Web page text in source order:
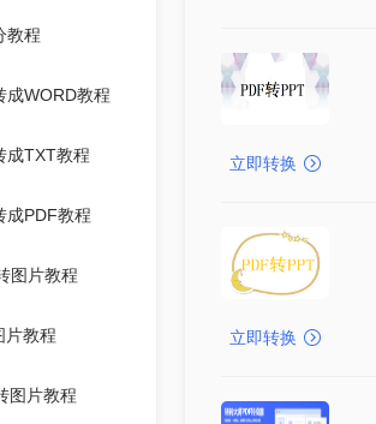
教程
成WORD教程
成TXT教程
成PDF教程
图片教程
片教程
图片教程
立即转换
立即转换